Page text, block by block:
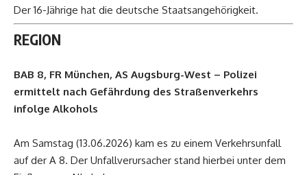
Der 16-Jährige hat die deutsche Staatsangehörigkeit.
REGION
BAB 8, FR München, AS Augsburg-West – Polizei
ermittelt nach Gefährdung des Straßenverkehrs
infolge Alkohols
Am Samstag (13.06.2026) kam es zu einem Verkehrsunfall
auf der A 8. Der Unfallverursacher stand hierbei unter dem